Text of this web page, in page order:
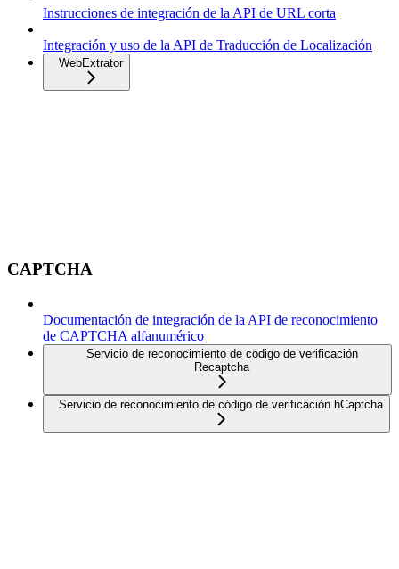
Instrucciones de integración de la API de URL corta
Integración y uso de la API de Traducción de Localización
WebExtrator
CAPTCHA
Documentación de integración de la API de reconocimiento
de CAPTCHA alfanumérico
Servicio de reconocimiento de código de verificación
Recaptcha
Servicio de reconocimiento de código de verificación hCaptcha